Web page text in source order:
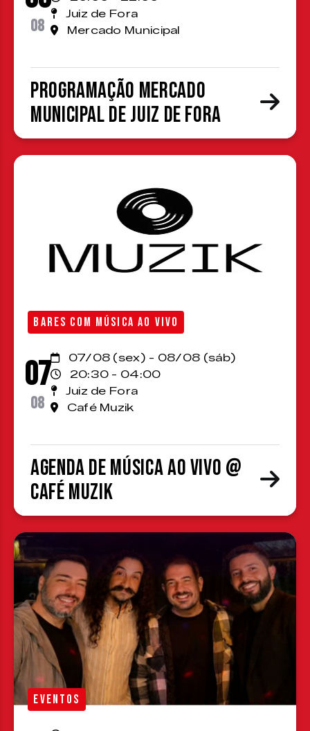
08
Juiz de Fora
Mercado Municipal
Programação Mercado
Municipal de Juiz de Fora
BARES COM MÚSICA AO VIVO
07
08
07/08 (sex) - 08/08 (sáb)
20:30 - 04:00
Juiz de Fora
Café Muzik
Agenda de Música ao Vivo @
Café Muzik
EVENTOS